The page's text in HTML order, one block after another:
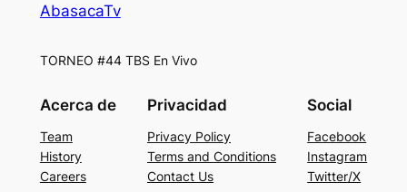
AbasacaTv
TORNEO #44 TBS En Vivo
Acerca de
Team
History
Careers
Privacidad
Privacy Policy
Terms and Conditions
Contact Us
Social
Facebook
Instagram
Twitter/X